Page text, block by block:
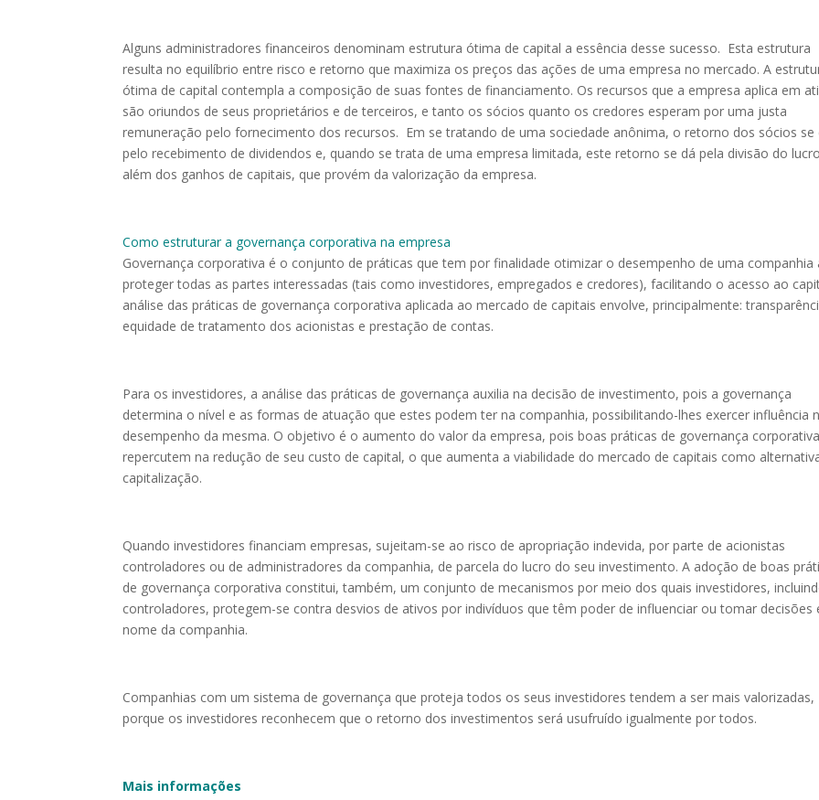
Alguns administradores financeiros denominam estrutura ótima de capital a essência desse sucesso. Esta estrutura
resulta no equilíbrio entre risco e retorno que maximiza os preços das ações de uma empresa no mercado. A
ótima de capital contempla a composição de suas fontes de financiamento. Os recursos que a empresa aplica em
são oriundos de seus proprietários e de terceiros, e tanto os sócios quanto os credores esperam por uma justa
remuneração pelo fornecimento dos recursos. Em se tratando de uma sociedade anônima, o retorno dos sócios se
pelo recebimento de dividendos e, quando se trata de uma empresa limitada, este retorno se dá pela divisão do
além dos ganhos de capitais, que provém da valorização da empresa.
Como estruturar a governança corporativa na empresa
Governança corporativa é o conjunto de práticas que tem por finalidade otimizar o desempenho de uma companhia
proteger todas as partes interessadas (tais como investidores, empregados e credores), facilitando o acesso ao
análise das práticas de governança corporativa aplicada ao mercado de capitais envolve, principalmente:
equidade de tratamento dos acionistas e prestação de contas.
Para os investidores, a análise das práticas de governança auxilia na decisão de investimento, pois a governança
determina o nível e as formas de atuação que estes podem ter na companhia, possibilitando-lhes exercer influência
desempenho da mesma. O objetivo é o aumento do valor da empresa, pois boas práticas de governança corporativa
repercutem na redução de seu custo de capital, o que aumenta a viabilidade do mercado de capitais como
capitalização.
Quando investidores financiam empresas, sujeitam-se ao risco de apropriação indevida, por parte de acionistas
controladores ou de administradores da companhia, de parcela do lucro do seu investimento. A adoção de boas
de governança corporativa constitui, também, um conjunto de mecanismos por meio dos quais investidores,
controladores, protegem-se contra desvios de ativos por indivíduos que têm poder de influenciar ou tomar decisões
nome da companhia.
Companhias com um sistema de governança que proteja todos os seus investidores tendem a ser mais valorizadas,
porque os investidores reconhecem que o retorno dos investimentos será usufruído igualmente por todos.
Mais informações